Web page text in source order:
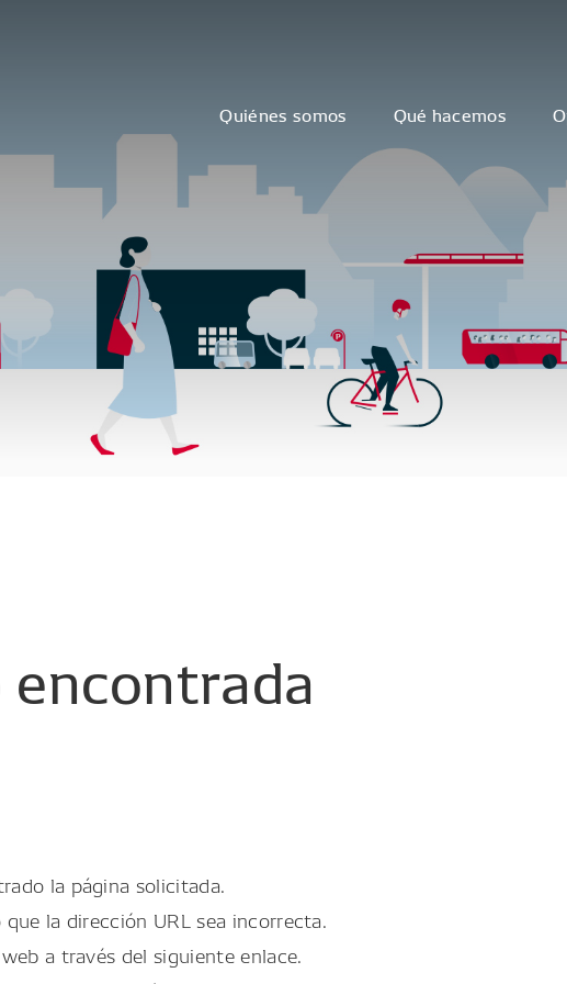
Quiénes somos Qué hacemos
encontrada
la página solicitada.
la dirección URL sea incorrecta.
a través del siguiente enlace.